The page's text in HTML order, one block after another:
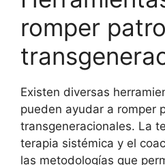
romper
Existen diversas
pueden ayudar a romper
transgeneracionales. La
terapia sistémica y el
las metodologías que